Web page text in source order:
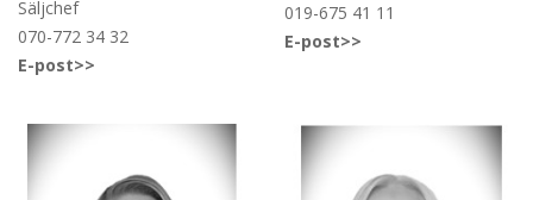
Säljchef
070-772 34 32
E-post>>
019-675 41 11
E-post>>